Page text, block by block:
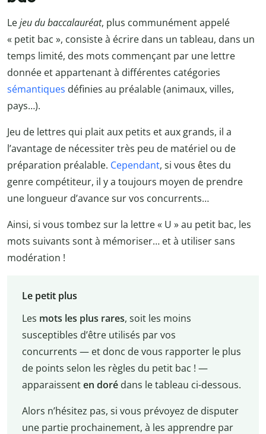
Lejeu du baccalauréat, plus communément appelé
« petit bac », consiste à écrire dans un tableau, dans un
temps limité, des mots commençant par une lettre
donnée et appartenant à différentes catégories
sémantiques définies au préalable (animaux, villes,
pays…).
Jeu de lettres qui plait aux petits et aux grands, il a
l’avantage de nécessiter très peu de matériel ou de
préparation préalable. Cependant, si vous êtes du
genre compétiteur, il y a toujours moyen de prendre
une longueur d’avance sur vos concurrents…
Ainsi, si vous tombez sur la lettre « U » au petit bac, les
mots suivants sont à mémoriser… et à utiliser sans
modération !
Le petit plus
Les mots les plus rares, soit les moins
susceptibles d’être utilisés par vos
concurrents — et donc de vous rapporter le plus
de points selon les règles du petit bac ! —
apparaissenten dorédans le tableau ci-dessous.
Alors n’hésitez pas, si vous prévoyez de disputer
une partie prochainement, à les apprendre par